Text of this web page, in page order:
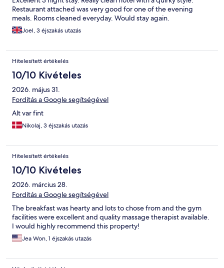
Restaurant attached was very good for one of the evening
meals. Rooms cleaned everyday. Would stay again.
Joel, 3 éjszakás utazás
Hitelesített értékelés
10/10 Kivételes
2026. május 31.
Fordítás a Google segítségével
Alt var fint
Nikolaj, 3 éjszakás utazás
Hitelesített értékelés
10/10 Kivételes
2026. március 28.
Fordítás a Google segítségével
The breakfast was hearty and lots to chose from and the gym
facilities were excellent and quality massage therapist available.
I would highly recommend this property!
Jea Won, 1 éjszakás utazás